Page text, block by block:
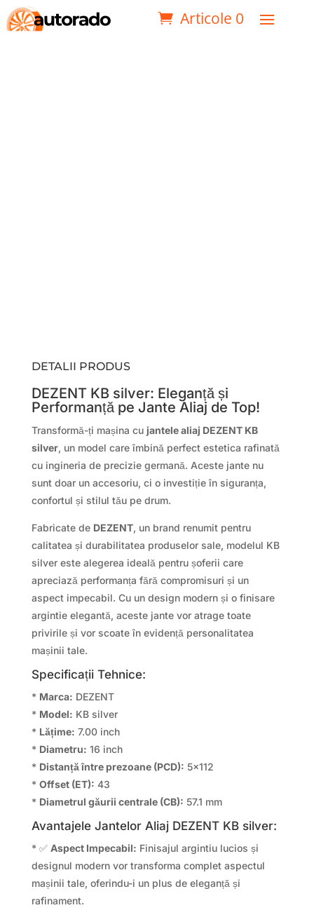
Articole 0
DETALII PRODUS
DEZENT KB silver: Eleganță și
Performanță pe Jante Aliaj de Top!
Transformă-ți mașina cu jantele aliaj DEZENT KB
silver, un model care îmbină perfect estetica rafinată
cu ingineria de precizie germană. Aceste jante nu
sunt doar un accesoriu, ci o investiție în siguranța,
confortul și stilul tău pe drum.
Fabricate de DEZENT, un brand renumit pentru
calitatea și durabilitatea produselor sale, modelul KB
silver este alegerea ideală pentru șoferii care
apreciază performanța fără compromisuri și un
aspect impecabil. Cu un design modern și o finisare
argintie elegantă, aceste jante vor atrage toate
privirile și vor scoate în evidență personalitatea
mașinii tale.
Specificații Tehnice:
* Marca: DEZENT
* Model: KB silver
* Lățime: 7.00 inch
* Diametru: 16 inch
* Distanță între prezoane (PCD): 5×112
* Offset (ET): 43
* Diametrul găurii centrale (CB): 57.1 mm
Avantajele Jantelor Aliaj DEZENT KB silver:
* ✅ Aspect Impecabil: Finisajul argintiu lucios și
designul modern vor transforma complet aspectul
mașinii tale, oferindu-i un plus de eleganță și
rafinament.